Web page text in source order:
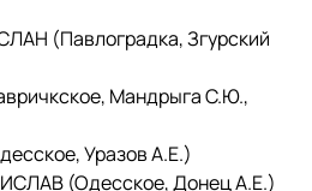
(Павлоградка, Згурский
Мандрыга С.Ю.,
Уразов А.Е.)
(Одесское, Донец А.Е.)